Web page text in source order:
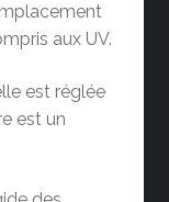
aux UV.
est réglée
est un